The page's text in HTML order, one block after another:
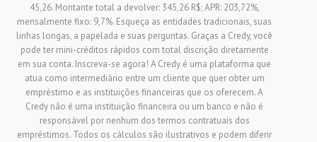
45,26. Montante total a devolver: 345,26 R$; APR: 203,72%,
mensalmente fixo: 9,7%. Esqueça as entidades tradicionais, suas
linhas longas, a papelada e suas perguntas. Graças a Credy, você
pode ter mini-créditos rápidos com total discrição diretamente
em sua conta. Inscreva-se agora! A Credy é uma plataforma que
atua como intermediário entre um cliente que quer obter um
empréstimo e as instituições financeiras que os oferecem. A
Credy não é uma instituição financeira ou um banco e não é
responsável por nenhum dos termos contratuais dos
empréstimos. Todos os cálculos são ilustrativos e podem diferir